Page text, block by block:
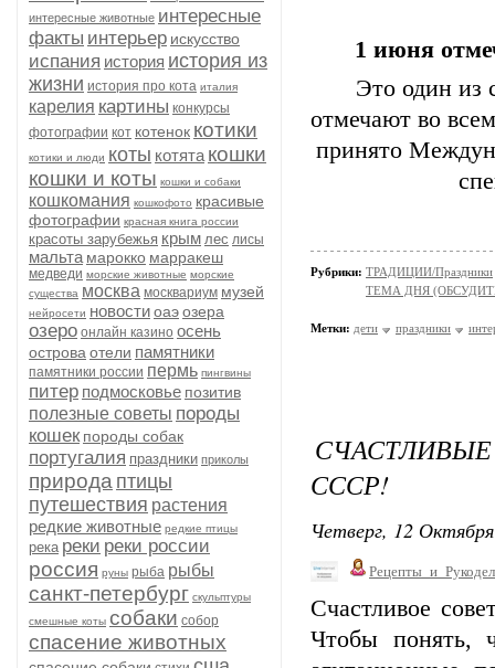
интересные животные интересные
факты интерьер искусство
испания история история из
жизни история про кота италия
карелия картины конкурсы
фотографии кот котенок котики
котики и люди коты котята кошки
кошки и коты кошки и собаки
кошкомания кошкофото красивые
фотографии красная книга россии
красоты зарубежья крым лес лисы
мальта марокко марракеш
медведи морские животные морские
существа москва москвариум музей
нейросети новостиоаэозера
озеро онлайн казино осень
острова отели памятники
памятники россии пермь пингвины
питер подмосковье позитив
полезные советы породы
кошек породы собак
португалия праздники приколы
природа птицы
путешествия растения
редкие животные редкие птицы
река реки реки россии
россия руны рыба рыбы
санкт-петербург скульптуры
смешные коты собаки собор
спасение животных
1 июня
Это один из
отмечают во
принято
Рубрики: ТРАДИЦИИ/Праздники
ТЕМА ДНЯ
Метки: дети праздники
СССР!
Четверг, 12
Счастливое
Чтобы понять,